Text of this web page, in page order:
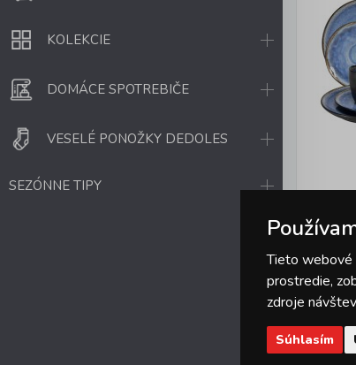
KOLEKCIE
DOMÁCE SPOTREBIČE
VESELÉ PONOŽKY DEDOLES
SEZÓNNE TIPY
Tieto webové
prostredie,
zdroje
Súhlasím